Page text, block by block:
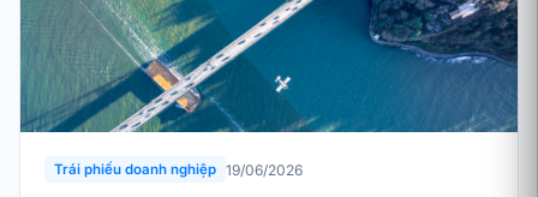
Trái phiếu doanh nghiệp 19/06/2026